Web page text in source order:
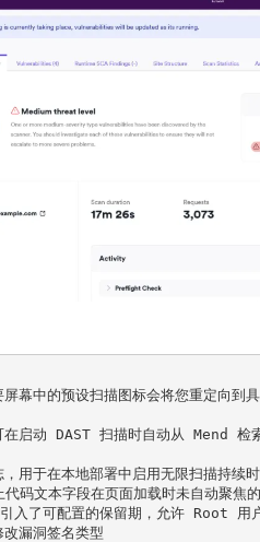
屏幕中的预设扫描图标会将您重定向
在启动 DAST 扫描时自动从 Mend 检
用于在本地部署中启用无限扫描持续
码文本字段在页面加载时未自动聚焦
入了可配置的保留期，允许 Root 用
漏洞签名类型